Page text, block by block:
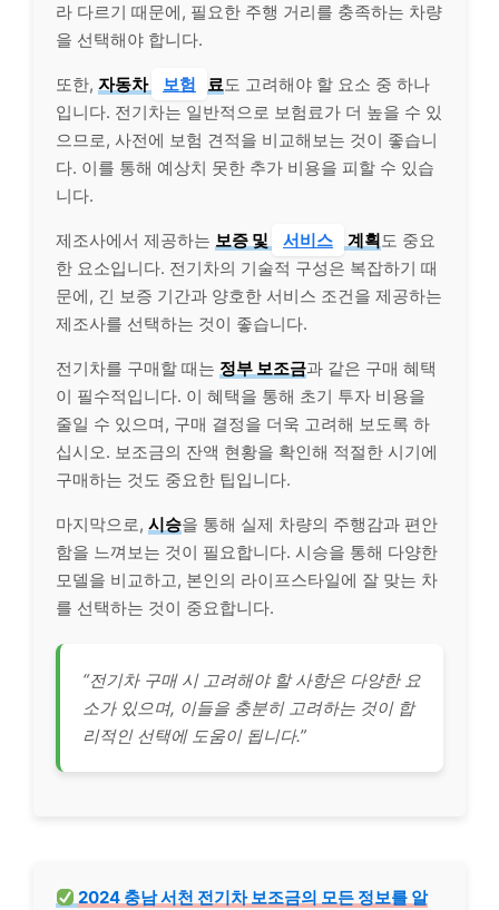
라 다르기 때문에, 필요한 주행 거리를 충족하는 차량
을 선택해야 합니다.
또한, 자동차 보험 료도 고려해야 할 요소 중 하나
입니다. 전기차는 일반적으로 보험료가 더 높을 수 있
으므로, 사전에 보험 견적을 비교해보는 것이 좋습니
다. 이를 통해 예상치 못한 추가 비용을 피할 수 있습
니다.
제조사에서 제공하는 보증 및 서비스 계획도 중요
한 요소입니다. 전기차의 기술적 구성은 복잡하기 때
문에, 긴 보증 기간과 양호한 서비스 조건을 제공하는
제조사를 선택하는 것이 좋습니다.
전기차를 구매할 때는 정부 보조금과 같은 구매 혜택
이 필수적입니다. 이 혜택을 통해 초기 투자 비용을
줄일 수 있으며, 구매 결정을 더욱 고려해 보도록 하
십시오. 보조금의 잔액 현황을 확인해 적절한 시기에
구매하는 것도 중요한 팁입니다.
마지막으로, 시승을 통해 실제 차량의 주행감과 편안
함을 느껴보는 것이 필요합니다. 시승을 통해 다양한
모델을 비교하고, 본인의 라이프스타일에 잘 맞는 차
를 선택하는 것이 중요합니다.
“전기차 구매 시 고려해야 할 사항은 다양한 요
소가 있으며, 이들을 충분히 고려하는 것이 합
리적인 선택에 도움이 됩니다.”
2024 충남 서천 전기차 보조금의 모든 정보를 알